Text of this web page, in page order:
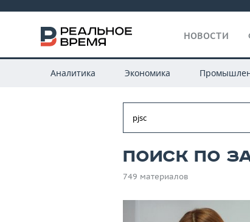
НОВОСТИ
Аналитика Экономика
Поиск по
749 материалов